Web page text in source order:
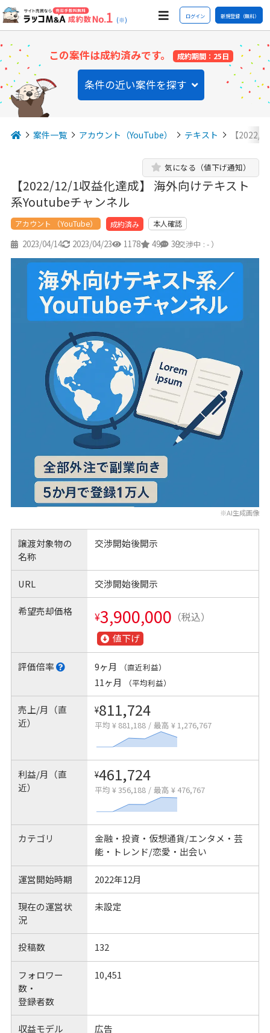
(※) ログイン 新規登録（無料）
この案件は成約済みです。 成約期間：25日
条件の近い案件を探す
案件一覧 アカウント（YouTube） テキスト 【2022/
【2022/12/1収益化達成】 海外向けテキスト
系Youtubeチャンネル
気になる（値下げ通知）
アカウント （YouTube） 成約済み 本人確認
2023/04/14 2023/04/23 1178 49 39
（交渉中 : - ）
※AI生成画像
譲渡対象物の
名称
交渉開始後開示
URL 交渉開始後開示
希望売却価格 ¥3,900,000 （税込）
値下げ
評価倍率 9ヶ月 （直近利益）
11ヶ月 （平均利益）
売上/月（直
近）
¥811,724
平均 ¥ 881,188 / 最高 ¥ 1,276,767
利益/月（直
近）
¥461,724
平均 ¥ 356,188 / 最高 ¥ 476,767
カテゴリ
金融・投資・仮想通貨/エンタメ・芸
能・トレンド/恋愛・出会い
運営開始時期 2022年12月
現在の運営状
況
未設定
投稿数 132
フォロワー
数・
登録者数
10,451
収益モデル 広告